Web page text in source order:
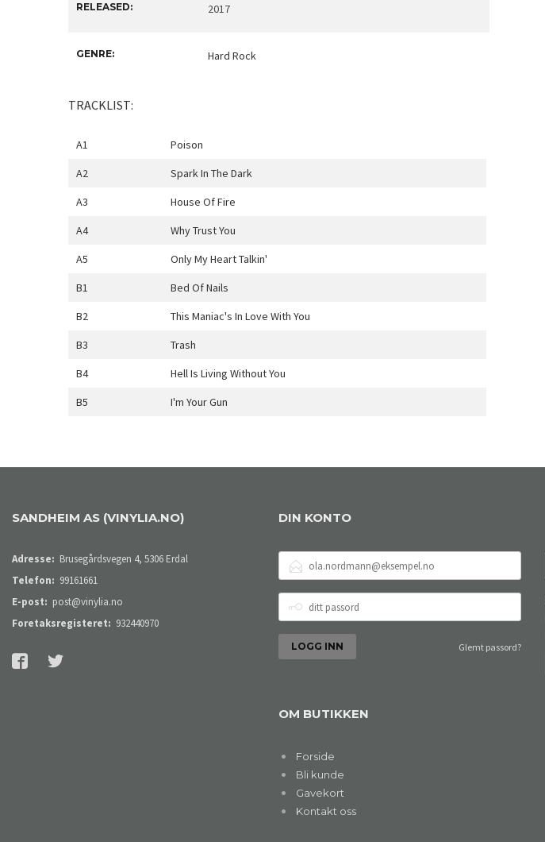
RELEASED: 2017
GENRE: Hard Rock
TRACKLIST:
A1
Poison
A2
Spark In The Dark
A3
House Of Fire
A4
Why Trust You
A5
Only My Heart Talkin'
B1
Bed Of Nails
B2
This Maniac's In Love With You
B3
Trash
B4
Hell Is Living Without You
B5
I'm Your Gun
SANDHEIM AS (VINYLIA.NO)
Adresse: Brusegårdsvegen 4, 5306 Erdal
Telefon: 99161661
E-post: post@vinylia.no
Foretaksregisteret: 932440970
DIN KONTO
POSTADRESSE
PASSORD
Glemt passord?
OM BUTIKKEN
Forside
Bli kunde
Gavekort
Kontakt oss